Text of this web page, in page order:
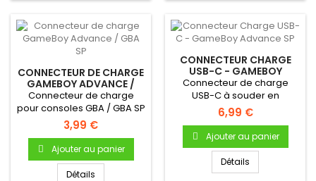
CONNECTEUR DE CHARGE
GAMEBOY ADVANCE /
GBA SP
Connecteur de charge
pour consoles GBA / GBA SP
3,99 €
Ajouter au panier
Détails
CONNECTEUR CHARGE
USB-C - GAMEBOY
ADVANCE SP
Connecteur de charge
USB-C à souder en
remplacement du
connecteur original,...
6,99 €
Ajouter au panier
Détails